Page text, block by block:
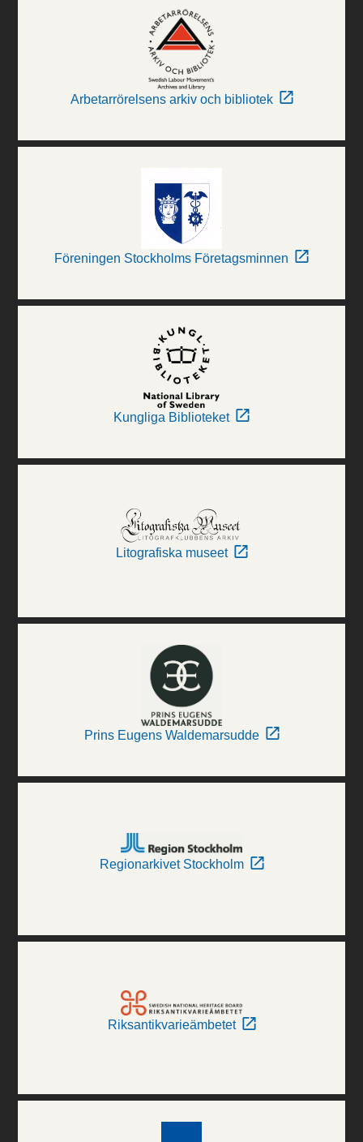
Arbetarrörelsens arkiv och bibliotek
Föreningen Stockholms Företagsminnen
Kungliga Biblioteket
Litografiska museet
Prins Eugens Waldemarsudde
Regionarkivet Stockholm
Riksantikvarieämbetet